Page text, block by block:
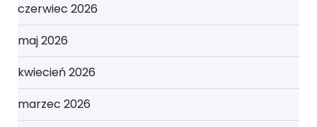
czerwiec 2026
maj 2026
kwiecień 2026
marzec 2026